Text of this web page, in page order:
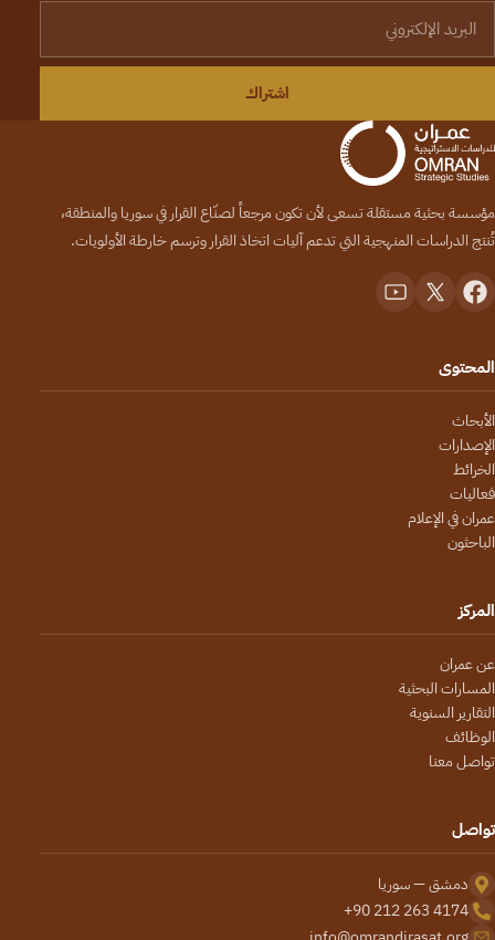
اشتراك
مؤسسة بحثية مستقلة تسعى لأن تكون مرجعاً لصنّاع القرار في سوريا والمنطقة،
تُنتج الدراسات المنهجية التي تدعم آليات اتخاذ القرار وترسم خارطة الأولويات.
المحتوى
الأبحاث
الإصدارات
الخرائط
فعاليات
عمران في الإعلام
الباحثون
المركز
عن عمران
المسارات البحثية
التقارير السنوية
الوظائف
تواصل معنا
تواصل
دمشق — سوريا
+90 212 263 4174